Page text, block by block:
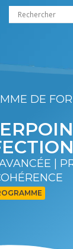
DE
|